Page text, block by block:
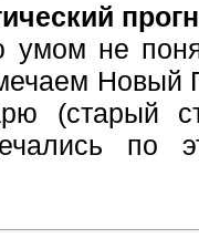
умом не
Новый
(старый